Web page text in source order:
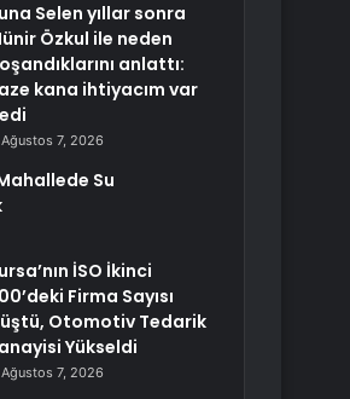
Selen yıllar sonra
Özkul ile neden
anlattı:
kana ihtiyacım var
Ağustos 7, 2026
Su
İSO İkinci
Firma Sayısı
Otomotiv Tedarik
Yükseldi
Ağustos 7, 2026